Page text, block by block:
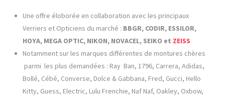
Une offre éloborée en collaboration avec les principaux
Verriers et Opticiens du marché : BBGR, CODIR, ESSILOR,
HOYA, MEGA OPTIC, NIKON, NOVACEL, SEIKO et ZEISS
Notamment sur les marques différentes de montures chères
parmi les plus demandées : Ray Ban, 1796, Carrera, Adidas,
Bollé, Cébé, Converse, Dolce & Gabbana, Fred, Gucci, Hello
Kitty, Guess, Electric, Lulu Frenchie, Naf Naf, Oakley, Oxbow,